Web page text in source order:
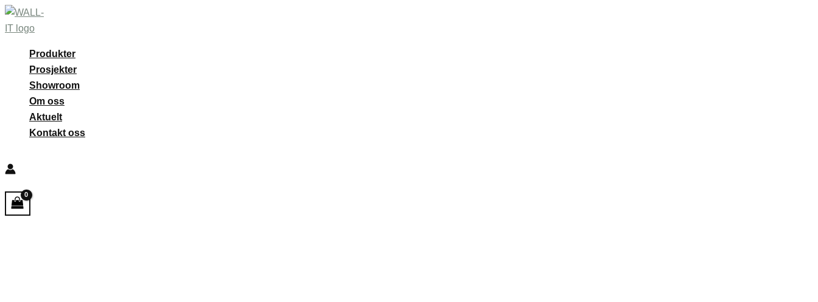
Hopp
rett
innholdet
Produkter
Prosjekter
Showroom
Om oss
Aktuelt
Kontakt oss